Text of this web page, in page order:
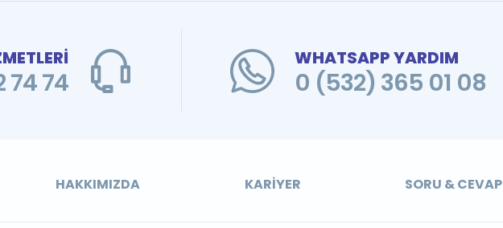
74
WHATSAPP YARDIM
0 (532) 365 01 08
HAKKIMIZDA KARIYER SORU & CEVAP